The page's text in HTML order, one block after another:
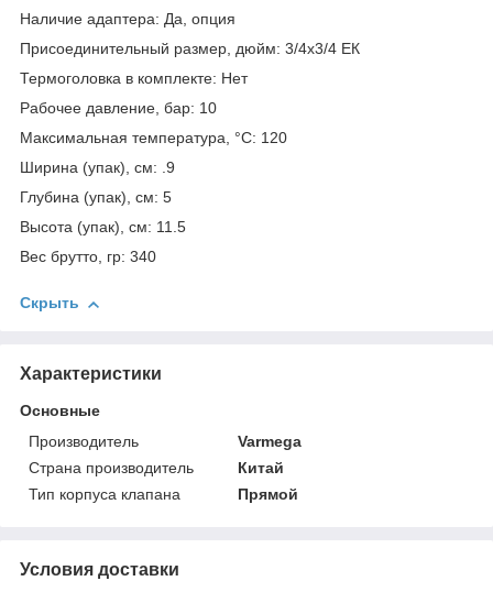
Наличие адаптера: Да, опция
Присоединительный размер, дюйм: 3/4х3/4 ЕК
Термоголовка в комплекте: Нет
Рабочее давление, бар: 10
Максимальная температура, °С: 120
Ширина (упак), см: .9
Глубина (упак), см: 5
Высота (упак), см: 11.5
Вес брутто, гр: 340
Скрыть
Характеристики
Основные
Производитель
Varmega
Страна производитель
Китай
Тип корпуса клапана
Прямой
Условия доставки